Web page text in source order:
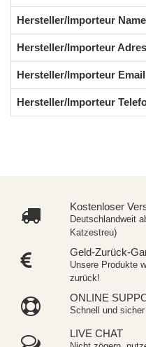
Hersteller/Importeur
Hersteller/Importeur
Hersteller/Importeur
Hersteller/Importeur
Kostenloser
Deutschlandweit
Katzestreu)
Geld-Zurück-
Unsere Produkte
zurück!
ONLINE
Schnell und
LIVE CHAT